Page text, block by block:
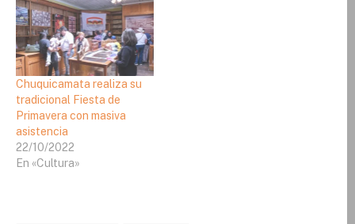
Chuquicamata realiza su
tradicional Fiesta de
Primavera con masiva
asistencia
22/10/2022
En «Cultura»